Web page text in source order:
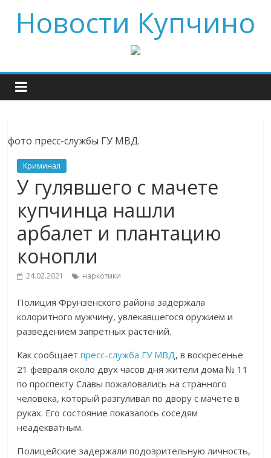
Новости Купчино
фото пресс-службы ГУ МВД.
Криминал
У гулявшего с мачете
купчинца нашли
арбалет и плантацию
конопли
24.02.2021 наркотики
Полиция Фрунзенского района задержала
колоритного мужчину, увлекавшегося оружием и
разведением запретных растений.
Как сообщаетпресс-служба ГУ МВД, в воскресенье
21 февраля около двух часов дня жители дома № 11
по проспекту Славы пожаловались на странного
человека, который разгуливал по двору с мачете в
руках. Его состояние показалось соседям
неадекватным.
Полицейские задержали подозрительную личность,